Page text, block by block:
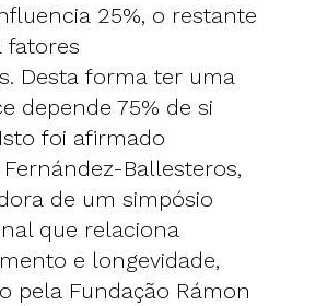
25%, o restante
fatores
Desta forma ter uma
depende 75% de si
foi afirmado
Ballesteros,
de um simpósio
que relaciona
e longevidade,
pela Fundação Rámon